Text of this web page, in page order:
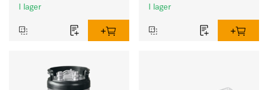
I lager
I lager